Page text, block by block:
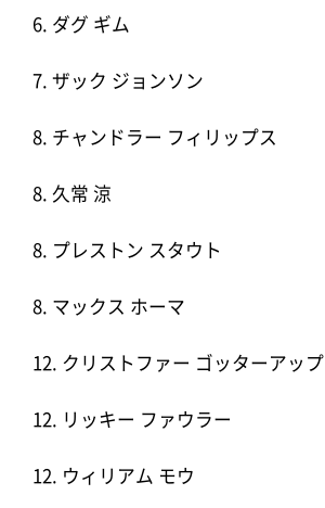
6. ダグ ギム
7. ザック ジョンソン
8. チャンドラー フィリップス
8. 久常 涼
8. プレストン スタウト
8. マックス ホーマ
12. クリストファー ゴッターアップ
12. リッキー ファウラー
12. ウィリアム モウ